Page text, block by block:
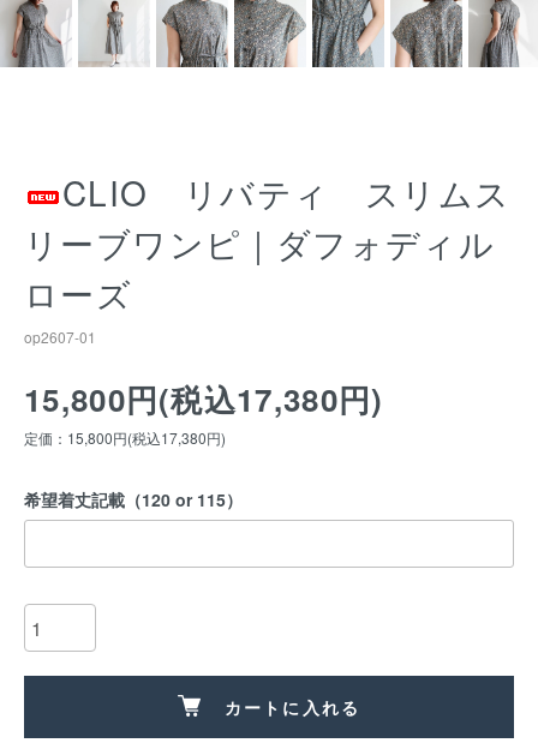
CLIO リバティ スリムス
リーブワンピ｜ダフォディル
ローズ
op2607-01
15,800円(税込17,380円)
定価：15,800円(税込17,380円)
希望着丈記載（120 or 115）
カートに入れる